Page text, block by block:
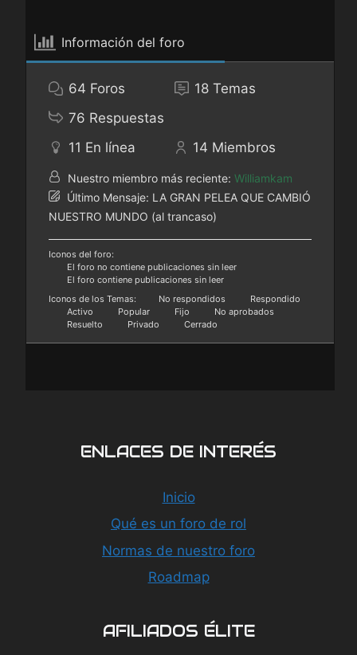
Información del foro
64 Foros 18 Temas
76 Respuestas
11 En línea 14 Miembros
Nuestro miembro más reciente: Williamkam
Último Mensaje: LA GRAN PELEA QUE CAMBIÓ
NUESTRO MUNDO (al trancaso)
Iconos del foro:
El foro no contiene publicaciones sin leer
El foro contiene publicaciones sin leer
Iconos de los Temas:
No respondidos
Respondido
Activo
Popular Fijo
No aprobados
Resuelto
Privado Cerrado
ENLACES DE INTERÉS
Inicio
Qué es un foro de rol
Normas de nuestro foro
Roadmap
AFILIADOS ÉLITE